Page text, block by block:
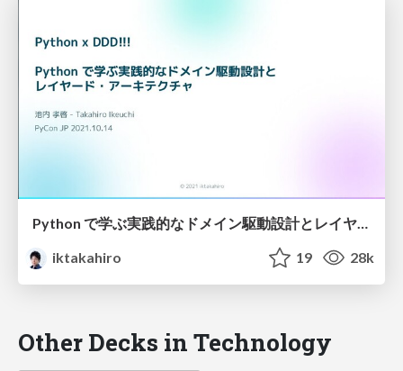
Python で学ぶ実践的なドメイン駆動設計とレイヤードアーキテクチャ / DDD and Onion Architecture in Python
iktakahiro
19 28k
Other Decks in Technology